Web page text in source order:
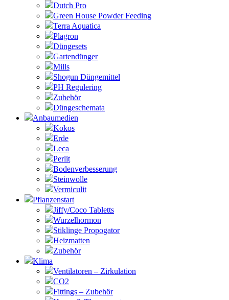
Dutch Pro
Green House Powder Feeding
Terra Aquatica
Plagron
Düngesets
Gartendünger
Mills
Shogun Düngemittel
PH Regulering
Zubehör
Düngeschemata
Anbaumedien
Kokos
Erde
Leca
Perlit
Bodenverbesserung
Steinwolle
Vermiculit
Pflanzenstart
Jiffy/Coco Tabletts
Wurzelhormon
Stiklinge Propogator
Heizmatten
Zubehör
Klima
Ventilatoren – Zirkulation
CO2
Fittings – Zubehör